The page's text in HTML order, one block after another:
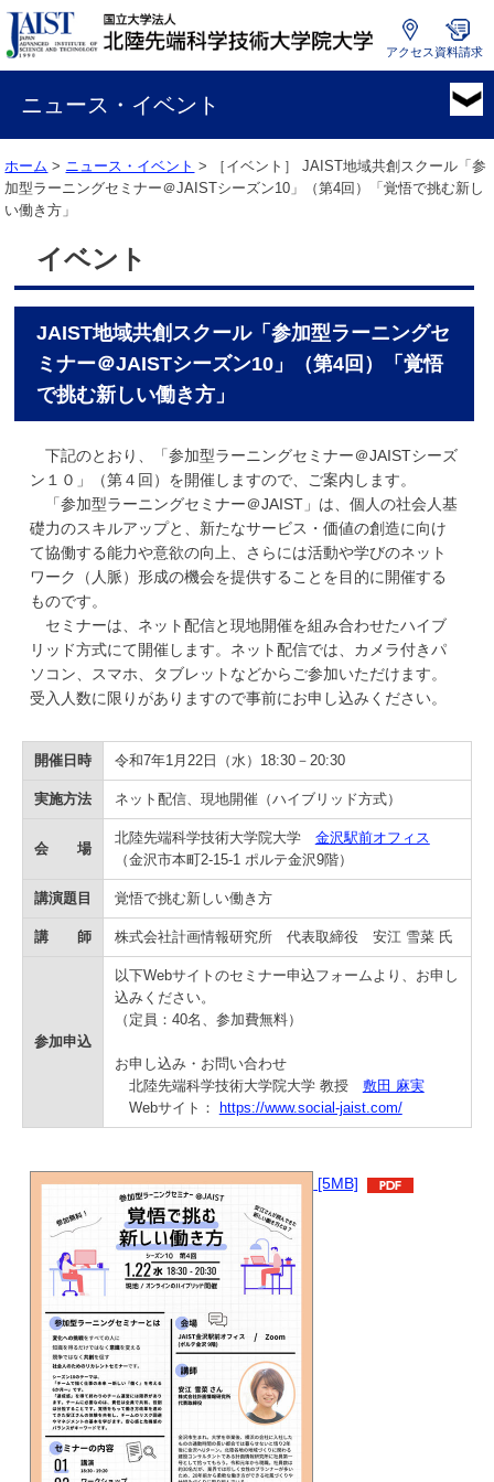
国
学
法
人
北
端
アクセス 資料請求
ニュース・イベント
ホーム > ニュース・イベント > ［イベント］JAIST地域共創スクール「参
加型ラーニングセミナー＠JAISTシーズン10」（第4回）「覚悟で挑む新し
い働き方」
イベント
JAIST地域共創スクール「参加型ラーニングセ
ミナー＠JAISTシーズン10」（第4回）「覚悟
で挑む新しい働き方」
下記のとおり、「参加型ラーニングセミナー＠JAISTシーズ
ン１０」（第４回）を開催しますので、ご案内します。
「参加型ラーニングセミナー＠JAIST」は、個人の社会人基
礎力のスキルアップと、新たなサービス・価値の創造に向け
て協働する能力や意欲の向上、さらには活動や学びのネット
ワーク（人脈）形成の機会を提供することを目的に開催する
ものです。
セミナーは、ネット配信と現地開催を組み合わせたハイブ
リッド方式にて開催します。ネット配信では、カメラ付きパ
ソコン、スマホ、タブレットなどからご参加いただけます。
受入人数に限りがありますので事前にお申し込みください。
開催日時 令和7年1月22日（水）18:30－20:30
実施方法 ネット配信、現地開催（ハイブリッド方式）
会 場
北陸先端科学技術大学院大学 金沢駅前オフィス
（金沢市本町2-15-1 ポルテ金沢9階）
講演題目 覚悟で挑む新しい働き方
講 師 株式会社計画情報研究所 代表取締役 安江 雪菜 氏
参加申込
以下Webサイトのセミナー申込フォームより、お申し
込みください。
（定員：40名、参加費無料）
お申し込み・お問い合わせ
北陸先端科学技術大学院大学 教授 敷田 麻実
Webサイト：
https://www.social-jaist.com/
[5MB]